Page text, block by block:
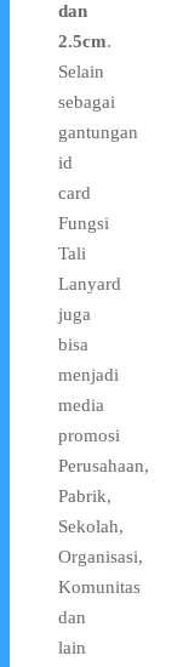
dan
2.5cm.
Selain
sebagai
gantungan
id
card
Fungsi
Tali
Lanyard
juga
bisa
menjadi
media
promosi
Perusahaan,
Pabrik,
Sekolah,
Organisasi,
Komunitas
dan
lain